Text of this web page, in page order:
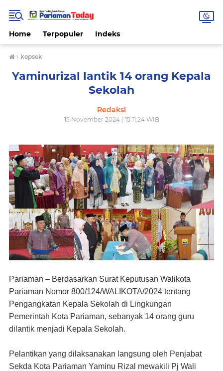
Home Terpopuler Indeks
› kepsek
Yaminurizal lantik 14 orang Kepala
Sekolah
Redaksi
15 November 2024 | 15.11.24 WIB
Pariaman – Berdasarkan Surat Keputusan Walikota
Pariaman Nomor 800/124/WALIKOTA/2024 tentang
Pengangkatan Kepala Sekolah di Lingkungan
Pemerintah Kota Pariaman, sebanyak 14 orang guru
dilantik menjadi Kepala Sekolah.
Pelantikan yang dilaksanakan langsung oleh Penjabat
Sekda Kota Pariaman Yaminu Rizal mewakili Pj Wali